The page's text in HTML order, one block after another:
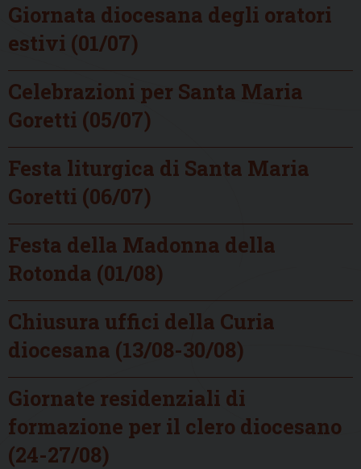
Giornata diocesana degli oratori
estivi (01/07)
Celebrazioni per Santa Maria
Goretti (05/07)
Festa liturgica di Santa Maria
Goretti (06/07)
Festa della Madonna della
Rotonda (01/08)
Chiusura uffici della Curia
diocesana (13/08-30/08)
Giornate residenziali di
formazione per il clero diocesano
(24-27/08)